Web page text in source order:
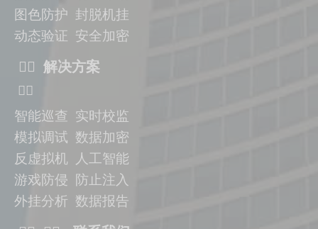
图色防护 封脱机挂
动态验证 安全加密
ᅟᅠ 解决方案
ᅟᅠ
智能巡查 实时校监
模拟调试 数据加密
反虚拟机
人工智能
游戏防侵 防止注入
外挂分析 数据报告